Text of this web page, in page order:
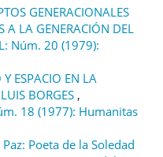
GENERACIONALES
A LA GENERACIÓN DEL
Núm. 20 (1979):
ESPACIO EN LA
BORGES ,
18 (1977): Humanitas
Poeta de la Soledad